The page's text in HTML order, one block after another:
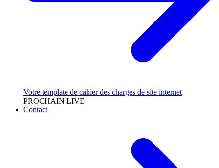
Votre template de cahier des charges de site internet
PROCHAIN LIVE
Contact